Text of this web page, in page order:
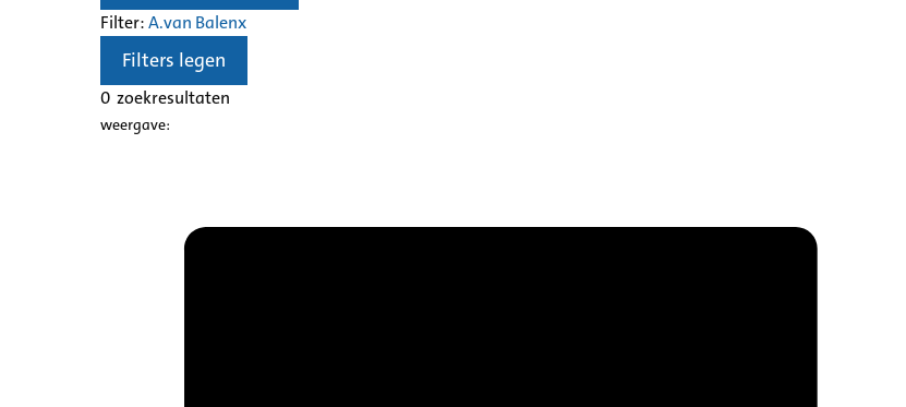
Filter:A.van Balenx
Filters legen
0 zoekresultaten
weergave: